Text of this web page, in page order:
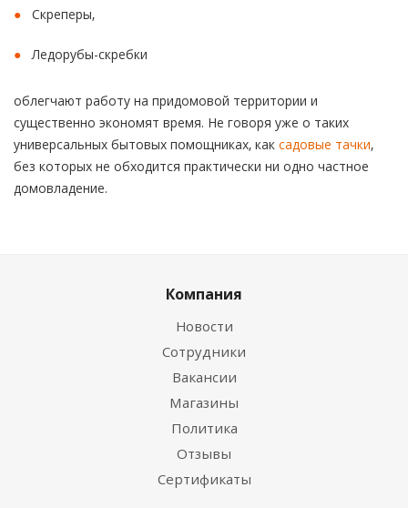
Скреперы,
Ледорубы-скребки
облегчают работу на придомовой территории и
существенно экономят время. Не говоря уже о таких
универсальных бытовых помощниках, как садовые тачки,
без которых не обходится практически ни одно частное
домовладение.
Компания
Новости
Сотрудники
Вакансии
Магазины
Политика
Отзывы
Сертификаты